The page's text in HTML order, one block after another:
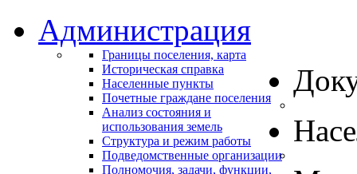
Администрация
Границы поселения, карта
Историческая справка
Населенные пункты
Почетные граждане поселения
Анализ состояния и
использования земель
Структура и режим работы
Подведомственные организации
Полномочия, задачи, функции,